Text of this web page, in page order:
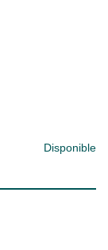
Disponible